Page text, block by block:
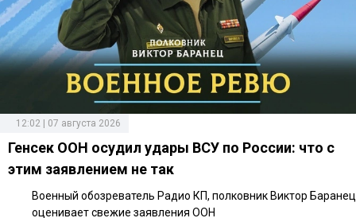
12:02 | 07 августа 2026
Генсек ООН осудил удары ВСУ по России: что с
этим заявлением не так
Военный обозреватель Радио КП, полковник Виктор Баранец
оценивает свежие заявления ООН